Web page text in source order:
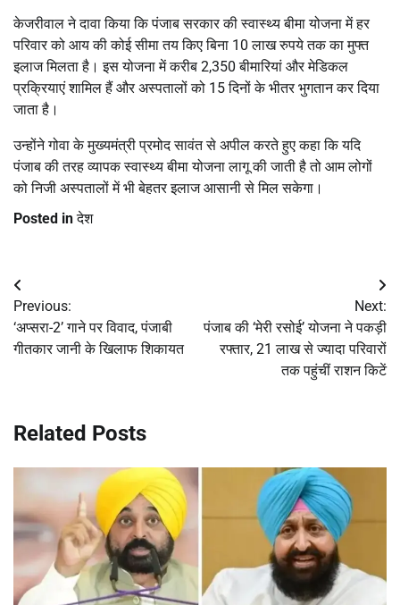
केजरीवाल ने दावा किया कि पंजाब सरकार की स्वास्थ्य बीमा योजना में हर
परिवार को आय की कोई सीमा तय किए बिना 10 लाख रुपये तक का मुफ्त
इलाज मिलता है। इस योजना में करीब 2,350 बीमारियां और मेडिकल
प्रक्रियाएं शामिल हैं और अस्पतालों को 15 दिनों के भीतर भुगतान कर दिया
जाता है।
उन्होंने गोवा के मुख्यमंत्री प्रमोद सावंत से अपील करते हुए कहा कि यदि
पंजाब की तरह व्यापक स्वास्थ्य बीमा योजना लागू की जाती है तो आम लोगों
को निजी अस्पतालों में भी बेहतर इलाज आसानी से मिल सकेगा।
Posted inदेश
Post
navigation
Previous:
‘अप्सरा-2’ गाने पर विवाद, पंजाबी
गीतकार जानी के खिलाफ शिकायत
Next:
पंजाब की ‘मेरी रसोई’ योजना ने पकड़ी
रफ्तार, 21 लाख से ज्यादा परिवारों
तक पहुंचीं राशन किटें
Related Posts